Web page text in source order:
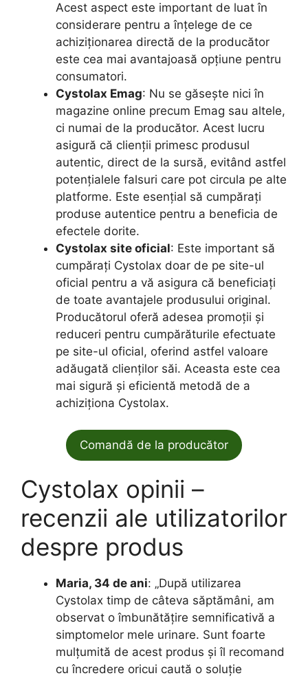
Acest aspect este important de luat în
considerare pentru a înțelege de ce
achiziționarea directă de la producător
este cea mai avantajoasă opțiune pentru
consumatori.
Cystolax Emag: Nu se găsește nici în
magazine online precum Emag sau altele,
ci numai de la producător. Acest lucru
asigură că clienții primesc produsul
autentic, direct de la sursă, evitând astfel
potențialele falsuri care pot circula pe alte
platforme. Este esențial să cumpărați
produse autentice pentru a beneficia de
efectele dorite.
Cystolax site oficial: Este important să
cumpărați Cystolax doar de pe site-ul
oficial pentru a vă asigura că beneficiați
de toate avantajele produsului original.
Producătorul oferă adesea promoții și
reduceri pentru cumpărăturile efectuate
pe site-ul oficial, oferind astfel valoare
adăugată clienților săi. Aceasta este cea
mai sigură și eficientă metodă de a
achiziționa Cystolax.
Comandă de la producător
Cystolax opinii –
recenzii ale utilizatorilor
despre produs
Maria, 34 de ani: „După utilizarea
Cystolax timp de câteva săptămâni, am
observat o îmbunătățire semnificativă a
simptomelor mele urinare. Sunt foarte
mulțumită de acest produs și îl recomand
cu încredere oricui caută o soluție